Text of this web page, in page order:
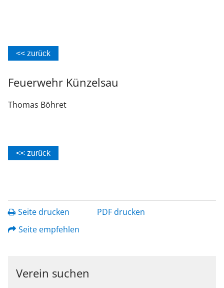
<< zurück
Feuerwehr Künzelsau
Thomas Böhret
<< zurück
Seite drucken
PDF drucken
Seite empfehlen
Verein suchen